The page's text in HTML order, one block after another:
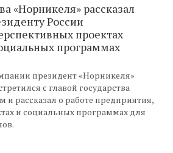
«Норникеля» рассказал
России
проектах
программах
президент «Норникеля»
с главой государства
рассказал о работе предприятия,
и социальных программах для